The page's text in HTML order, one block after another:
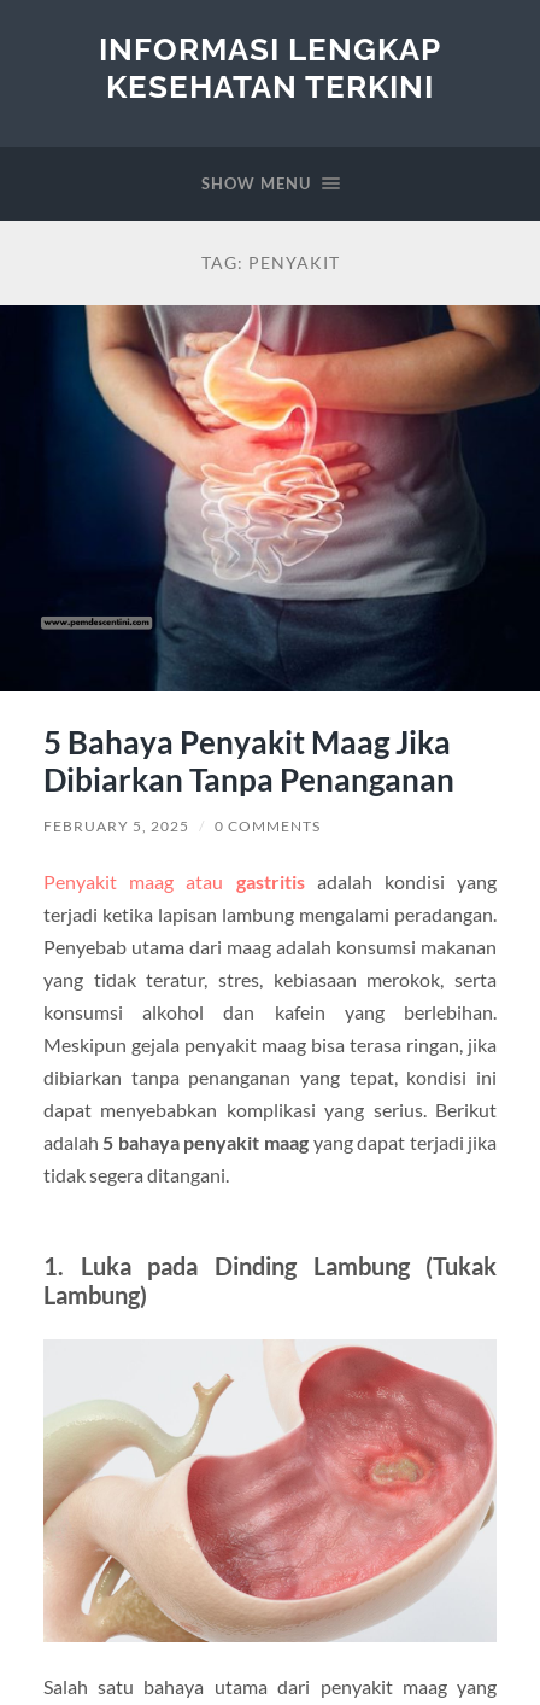
INFORMASI LENGKAP
KESEHATAN TERKINI
SHOW MENU
TAG: PENYAKIT
5 Bahaya Penyakit Maag Jika
Dibiarkan Tanpa Penanganan
FEBRUARY 5, 2025 / 0 COMMENTS
Penyakit maag atau gastritisadalah kondisi yang
terjadi ketika lapisan lambung mengalami peradangan.
Penyebab utama dari maag adalah konsumsi makanan
yang tidak teratur, stres, kebiasaan merokok, serta
konsumsi alkohol dan kafein yang berlebihan.
Meskipun gejala penyakit maag bisa terasa ringan, jika
dibiarkan tanpa penanganan yang tepat, kondisi ini
dapat menyebabkan komplikasi yang serius. Berikut
adalah 5 bahaya penyakit maag yang dapat terjadi jika
tidak segera ditangani.
1. Luka pada Dinding Lambung (Tukak
Lambung)
Salah satu bahaya utama dari penyakit maag yang